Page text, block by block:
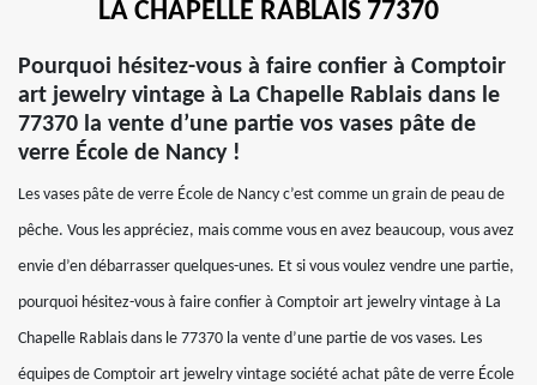
LA CHAPELLE RABLAIS 77370
Pourquoi hésitez-vous à faire confier à Comptoir
art jewelry vintage à La Chapelle Rablais dans le
77370 la vente d’une partie vos vases pâte de
verre École de Nancy !
Les vases pâte de verre École de Nancy c’est comme un grain de peau de
pêche. Vous les appréciez, mais comme vous en avez beaucoup, vous avez
envie d’en débarrasser quelques-unes. Et si vous voulez vendre une partie,
pourquoi hésitez-vous à faire confier à Comptoir art jewelry vintage à La
Chapelle Rablais dans le 77370 la vente d’une partie de vos vases. Les
équipes de Comptoir art jewelry vintage société achat pâte de verre École